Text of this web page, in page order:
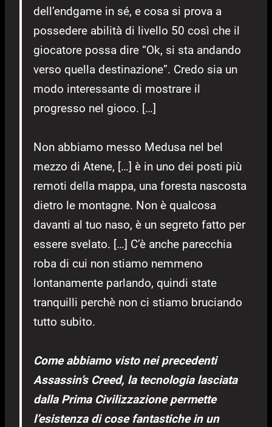
dell’endgame in sé, e cosa si prova a
possedere abilità di livello 50 così che il
giocatore possa dire “Ok, si sta andando
verso quella destinazione”. Credo sia un
modo interessante di mostrare il
progresso nel gioco. […]
Non abbiamo messo Medusa nel bel
mezzo di Atene, […] è in uno dei posti più
remoti della mappa, una foresta nascosta
dietro le montagne. Non è qualcosa
davanti al tuo naso, è un segreto fatto per
essere svelato. […] C’è anche parecchia
roba di cui non stiamo nemmeno
lontanamente parlando, quindi state
tranquilli perchè non ci stiamo bruciando
tutto subito.
Come abbiamo visto nei precedenti
Assassin’s Creed, la tecnologia lasciata
dalla Prima Civilizzazione permette
l’esistenza di cose fantastiche in un